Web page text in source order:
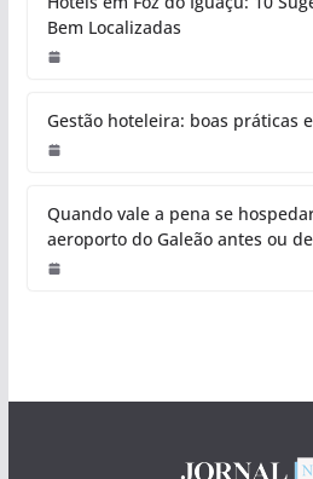
Bem Localizadas
Gestão hoteleira: boas práticas
Quando vale a pena se
aeroporto do Galeão antes ou